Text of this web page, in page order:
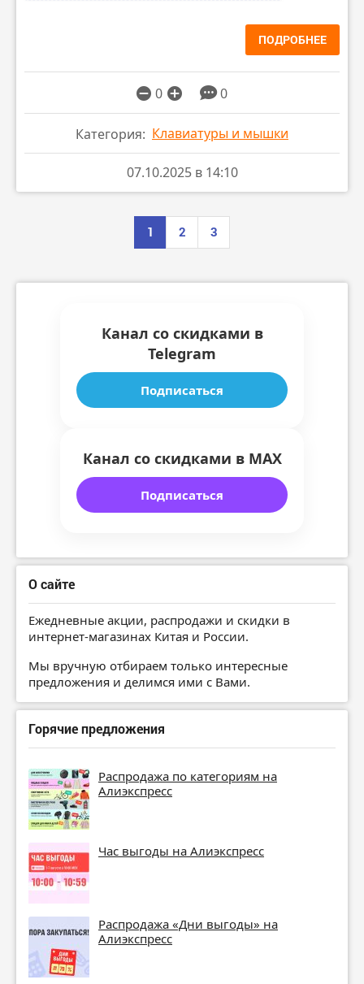
ПОДРОБНЕЕ
0 0
Категория: Клавиатуры и мышки
07.10.2025 в 14:10
1 2 3
Канал со скидками в
Telegram
Подписаться
Канал со скидками в MAX
Подписаться
О сайте
Ежедневные акции, распродажи и скидки в
интернет-магазинах Китая и России.
Мы вручную отбираем только интересные
предложения и делимся ими с Вами.
Горячие предложения
Распродажа по категориям на
Алиэкспресс
Час выгоды на Алиэкспресс
Распродажа «Дни выгоды» на
Алиэкспресс